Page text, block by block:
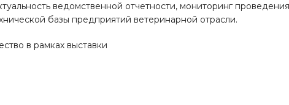
ведомственной отчетности, мониторинг
базы предприятий ветеринарной отрасли.
в рамках выставки